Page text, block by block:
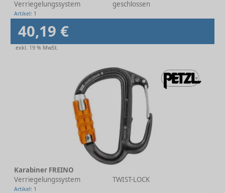
Verriegelungssystem
geschlossen
Artikel: 1
40,19 €
exkl. 19 % MwSt.
Karabiner FREINO
Verriegelungssystem
TWIST-LOCK
Artikel: 1